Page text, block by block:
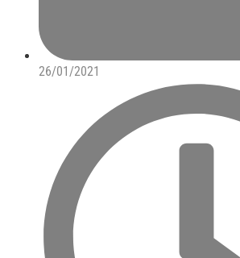
26/01/2021